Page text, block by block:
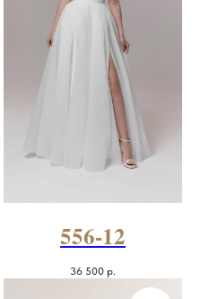
556-12
36 500 р.